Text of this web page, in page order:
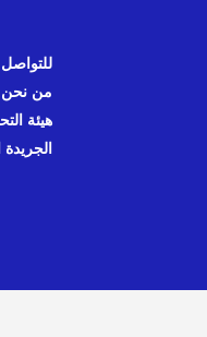
للتواصل
من نحن
هيئة
الجريدة